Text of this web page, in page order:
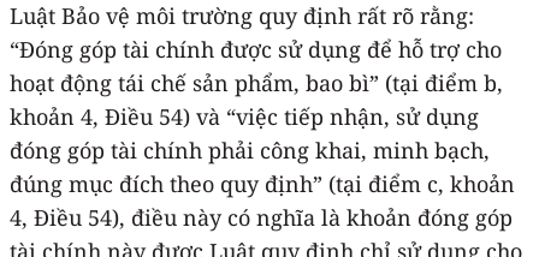
Luật Bảo vệ môi trường quy định rất rõ rằng:
“Đóng góp tài chính được sử dụng để hỗ trợ cho
hoạt động tái chế sản phẩm, bao bì” (tại điểm b,
khoản 4, Điều 54) và “việc tiếp nhận, sử dụng
đóng góp tài chính phải công khai, minh bạch,
đúng mục đích theo quy định” (tại điểm c, khoản
4, Điều 54), điều này có nghĩa là khoản đóng góp
tài chính này được Luật quy định chỉ sử dụng cho